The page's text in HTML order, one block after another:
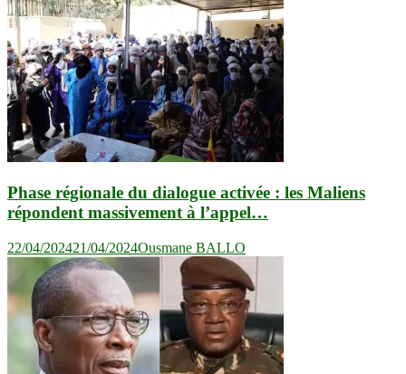
Phase régionale du dialogue activée : les Maliens
répondent massivement à l’appel…
22/04/202421/04/2024Ousmane BALLO